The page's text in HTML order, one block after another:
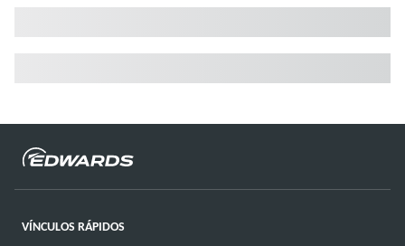
VÍNCULOS RÁPIDOS